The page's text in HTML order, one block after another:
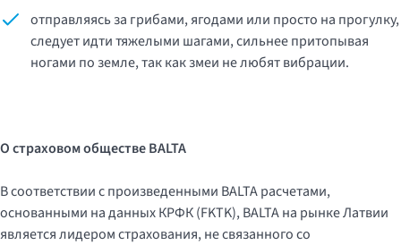
отправляясь за грибами, ягодами или просто на прогулку,
следует идти тяжелыми шагами, сильнее притопывая
ногами по земле, так как змеи не любят вибрации.
О страховом обществеBALTA
В соответствии с произведенными BALTA расчетами,
основанными на данных КРФК (FKTK), BALTA на рынке Латвии
является лидером страхования, не связанного со